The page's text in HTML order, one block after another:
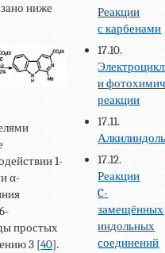
ниже
1-
α-
простых
3 [40].
Реакции
с карбенами
17.10.
и
реакции
17.11.
17.12.
Реакции
C-
замещённых
индольных
соединений